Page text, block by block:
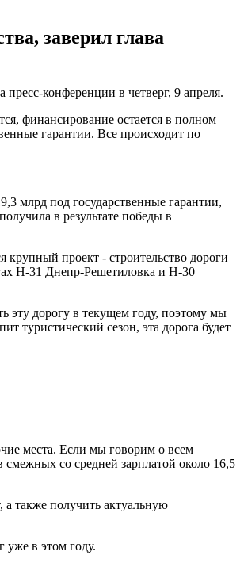
заверил глава
конференции в четверг, 9 апреля.
финансирование остается в полном
гарантии. Все происходит по
млрд под государственные гарантии,
в результате победы в
крупный проект - строительство дороги
Н-31 Днепр-Решетиловка и Н-30
эту дорогу в текущем году, поэтому мы
туристический сезон, эта дорога будет
места. Если мы говорим о всем
со средней зарплатой около 16,5
а также получить актуальную
уже в этом году.